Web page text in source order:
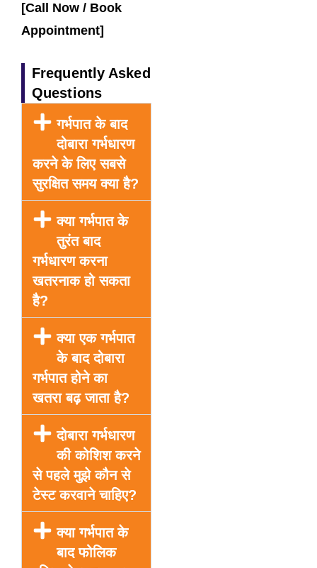
[Call Now / Book
Appointment]
Frequently Asked
Questions
गर्भपात के बाद
दोबारा गर्भधारण
करने के लिए सबसे
सुरक्षित समय क्या है?
क्या गर्भपात के
तुरंत बाद
गर्भधारण करना
खतरनाक हो सकता
है?
क्या एक गर्भपात
के बाद दोबारा
गर्भपात होने का
खतरा बढ़ जाता है?
दोबारा गर्भधारण
की कोशिश करने
से पहले मुझे कौन से
टेस्ट करवाने चाहिए?
क्या गर्भपात के
बाद फोलिक